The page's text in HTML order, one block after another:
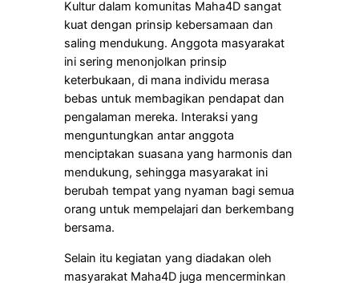
Kultur dalam komunitas Maha4D sangat
kuat dengan prinsip kebersamaan dan
saling mendukung. Anggota masyarakat
ini sering menonjolkan prinsip
keterbukaan, di mana individu merasa
bebas untuk membagikan pendapat dan
pengalaman mereka. Interaksi yang
menguntungkan antar anggota
menciptakan suasana yang harmonis dan
mendukung, sehingga masyarakat ini
berubah tempat yang nyaman bagi semua
orang untuk mempelajari dan berkembang
bersama.
Selain itu kegiatan yang diadakan oleh
masyarakat Maha4D juga mencerminkan